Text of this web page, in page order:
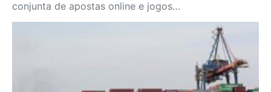
conjunta de apostas online e jogos…